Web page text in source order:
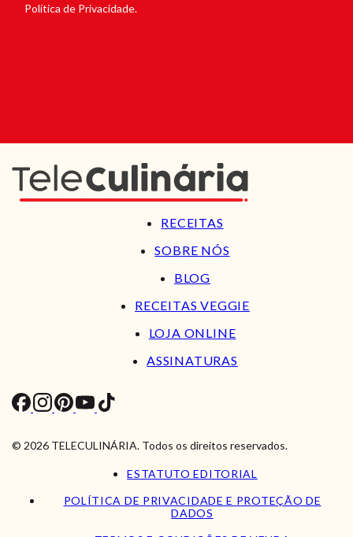
Política de Privacidade.
RECEITAS
SOBRE NÓS
BLOG
RECEITAS VEGGIE
LOJA ONLINE
ASSINATURAS
© 2026 TELECULINÁRIA. Todos os direitos reservados.
ESTATUTO EDITORIAL
POLÍTICA DE PRIVACIDADE E PROTEÇÃO DE
DADOS